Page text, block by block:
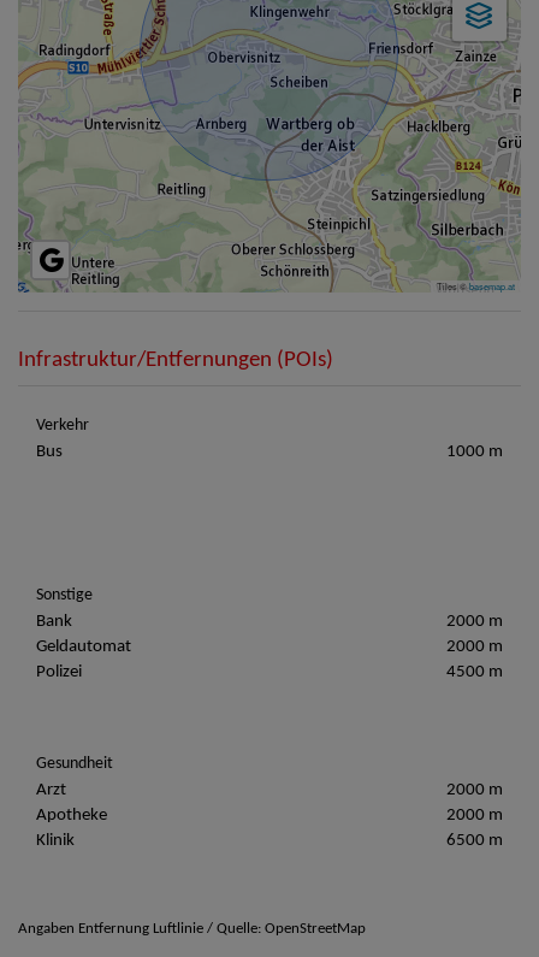
Tiles ©basemap.at
Infrastruktur/Entfernungen (POIs)
Verkehr
Bus
1000 m
Sonstige
Bank
2000 m
Geldautomat
2000 m
Polizei
4500 m
Gesundheit
Arzt
2000 m
Apotheke
2000 m
Klinik
6500 m
Angaben Entfernung Luftlinie / Quelle: OpenStreetMap